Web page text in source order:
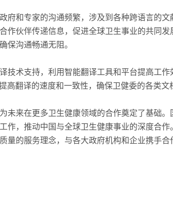
府和专家的沟通频繁，涉及到各种跨语言的
伙伴传递信息，促进全球卫生事业的共同发
保沟通畅通无阻。
技术支持，利用智能翻译工具和平台提高工
翻译的速度和一致性，确保卫健委的各类文
未来在更多卫生健康领域的合作奠定了基础
，推动中国与全球卫生健康事业的深度合作
量的服务理念，与各大政府机构和企业携手